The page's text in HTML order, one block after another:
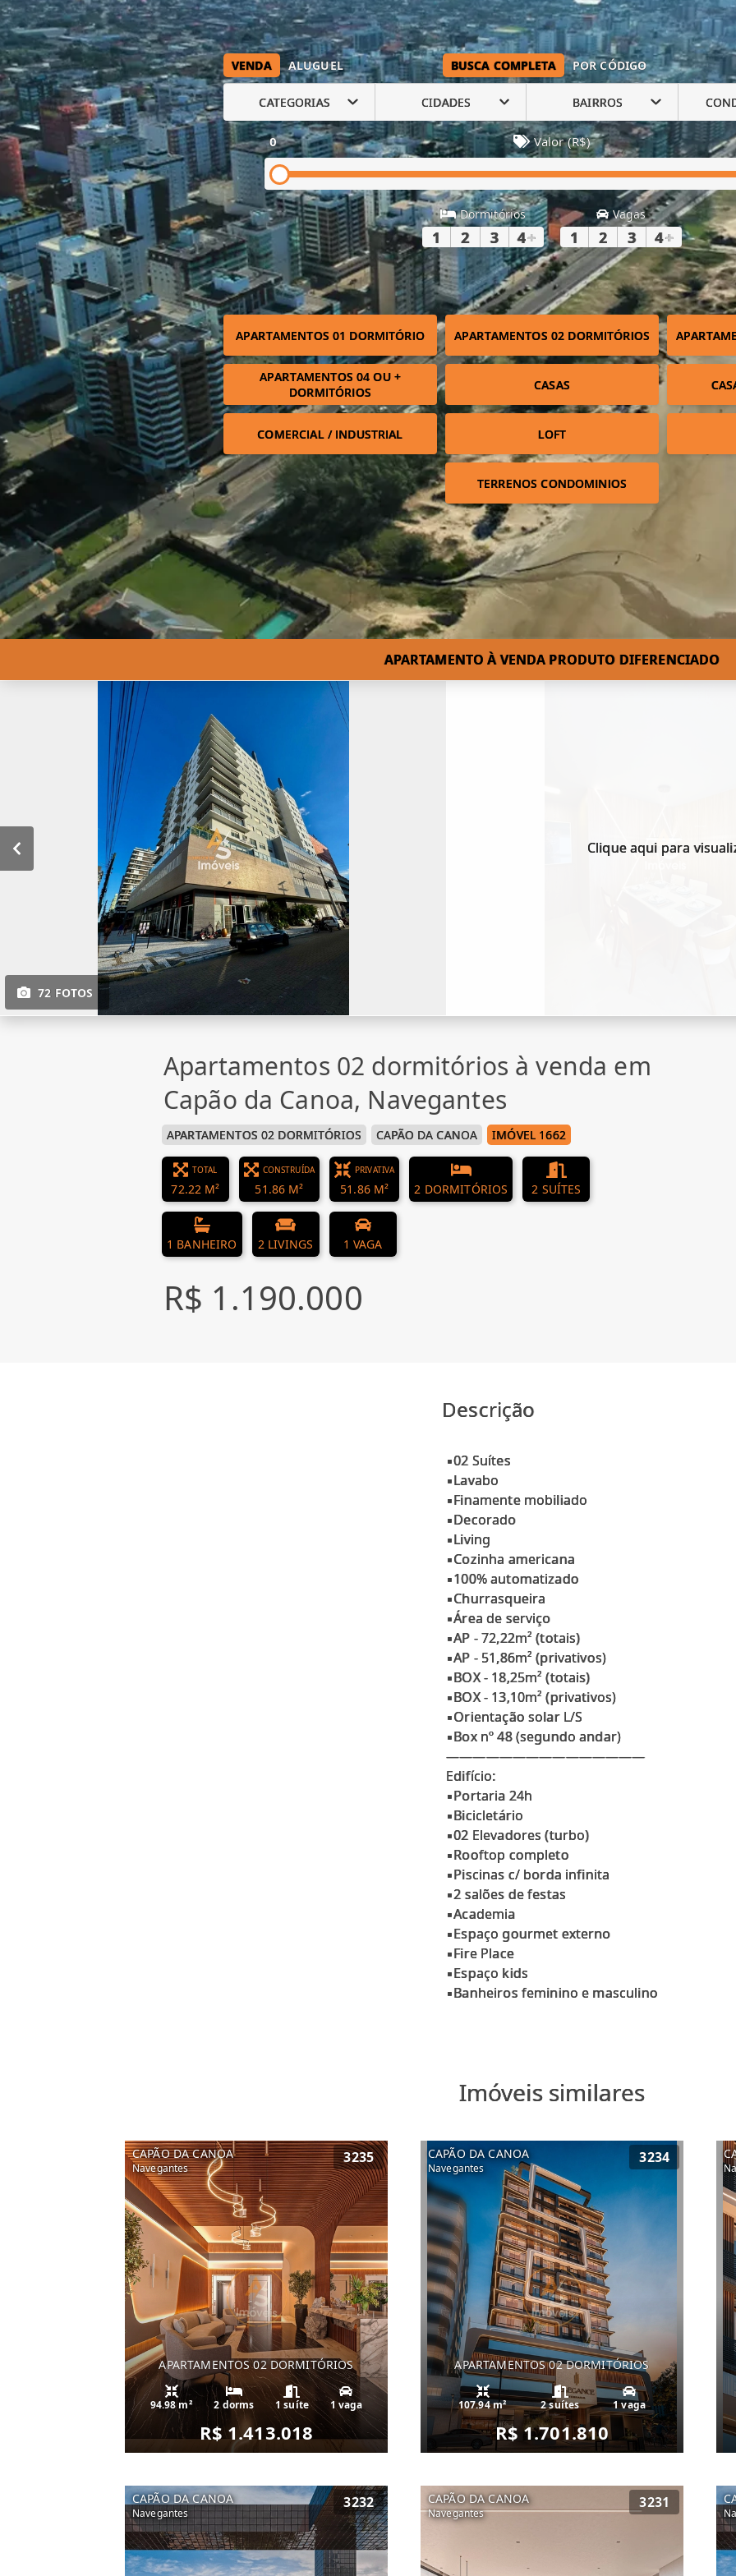
VENDA ALUGUEL BUSCA COMPLETA POR CÓDIGO
CATEGORIAS CIDADES BAIRROS
0 Valor (R$)
Dormitórios
1 2 3 4+
Vagas
1 2 3 4+
APARTAMENTOS 01 DORMITÓRIO APARTAMENTOS 02 DORMITÓRIOS
APARTAMENTOS 04 OU +
DORMITÓRIOS
CASAS
COMERCIAL / INDUSTRIAL LOFT
TERRENOS CONDOMINIOS
APARTAMENTO À VENDA PRODUTO DIFERENCIADO
72 FOTOS
Clique aqui para
Apartamentos 02 dormitórios à venda em
Capão da Canoa, Navegantes
APARTAMENTOS 02 DORMITÓRIOS CAPÃO DA CANOA IMÓVEL 1662
TOTAL
72.22 M²
CONSTRUÍDA
51.86 M²
PRIVATIVA
51.86 M² 2 DORMITÓRIOS 2 SUÍTES
1 BANHEIRO 2 LIVINGS 1 VAGA
R$ 1.190.000
Descrição
▪02 Suítes
▪Lavabo
▪Finamente mobiliado
▪Decorado
▪Living
▪Cozinha americana
▪100% automatizado
▪Churrasqueira
▪Área de serviço
▪AP - 72,22m² (totais)
▪AP - 51,86m² (privativos)
▪BOX - 18,25m² (totais)
▪BOX - 13,10m² (privativos)
▪Orientação solar L/S
▪Box nº 48 (segundo andar)
———————————————
Edifício:
▪Portaria 24h
▪Bicicletário
▪02 Elevadores (turbo)
▪Rooftop completo
▪Piscinas c/ borda infinita
▪2 salões de festas
▪Academia
▪Espaço gourmet externo
▪Fire Place
▪Espaço kids
Imóveis similares
CAPÃO DA CANOA
Navegantes
3235
APARTAMENTOS 02 DORMITÓRIOS
94.98 m² 2 dorms 1 suíte 1 vaga
R$ 1.413.018
CAPÃO DA CANOA
Navegantes
3234
APARTAMENTOS 02 DORMITÓRIOS
107.94 m² 2 suítes 1 vaga
R$ 1.701.810
CAPÃO DA CANOA
Navegantes
3232 CAPÃO DA CANOA
Navegantes
3231